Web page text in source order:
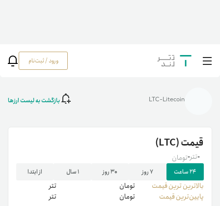
ورود / ثبت‌نام خانه رمزارزها/
قیمت لایت کوین (LTC) | خرید Litecoin | قیمت لحظه‌ای لایت کوین
LTC-Litecoin بازگشت به لیست ارزها
قیمت(LTC)
-تومان -تتر
۲۴ ساعت ۷ روز ۳۰ روز ۱ سال از ابتدا
بالاترین ‌ترین قیمت تومان
تتر
پایین‌ترین قیمت
تومان تتر